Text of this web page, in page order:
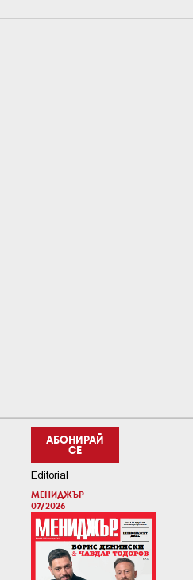
АБОНИРАЙ
СЕ
Editorial
МЕНИДЖЪР
07/2026